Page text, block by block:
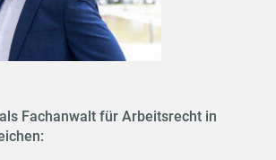
Fachanwalt für Arbeitsrecht in